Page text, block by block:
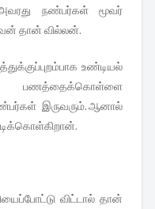
நண்பர்கள் மூவர்
தான் வில்லன்.
உண்டியல்
இருவரும். ஆனால்
விட்டால் தான்